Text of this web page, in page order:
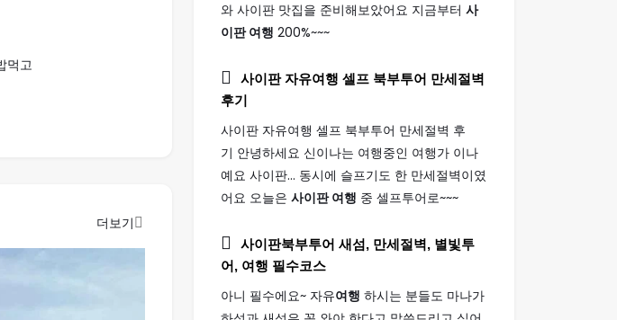
먹고
더보기
와 사이판 맛집을 준비해보았어요 지금부터 사
이판 여행 200%~~~
사이판자유여행 셀프 북부투어 만세절벽
후기
사이판 자유여행 셀프 북부투어 만세절벽 후
기 안녕하세요 신이나는 여행중인 여행가 이나
예요 사이판... 동시에 슬프기도 한 만세절벽이였
어요 오늘은 사이판 여행 중 셀프투어로~~~
사이판북부투어 새섬, 만세절벽, 별빛투
어, 여행 필수코스
아니 필수에요~ 자유여행 하시는 분들도 마나가